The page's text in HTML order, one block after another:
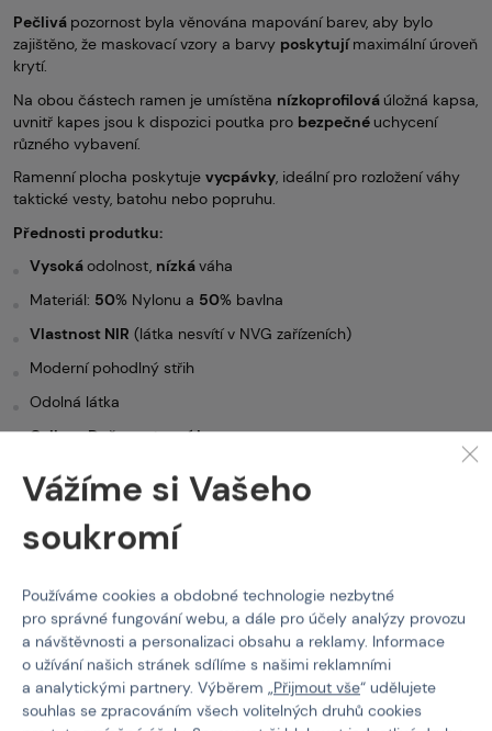
Pečlivá pozornost byla věnována mapování barev, aby bylo
zajištěno, že maskovací vzory a barvy poskytujímaximální úroveň
krytí.
Na obou částech ramen je umístěna nízkoprofilová úložná kapsa,
uvnitř kapes jsou k dispozici poutka pro bezpečné uchycení
různého vybavení.
Ramenní plocha poskytuje vycpávky, ideální pro rozložení váhy
taktické vesty, batohu nebo popruhu.
Přednosti produtku:
Vysokáodolnost, nízkáváha
Materiál: 50% Nylonu a 50% bavlna
Vlastnost NIR (látka nesvítí v NVG zařízeních)
Moderní pohodlný střih
Odolná látka
Celkem Dvě prostorné kapsy
Ramenní
Nastavitelná pozice loktů
Vážíme si Vašeho
soukromí
Používáme cookies a obdobné technologie nezbytné
pro správné fungování webu, a dále pro účely analýzy provozu
a návštěvnosti a personalizaci obsahu a reklamy. Informace
o užívání našich stránek sdílíme s našimi reklamními
a analytickými partnery. Výběrem „Přijmout vše“ udělujete
souhlas se zpracováním všech volitelných druhů cookies